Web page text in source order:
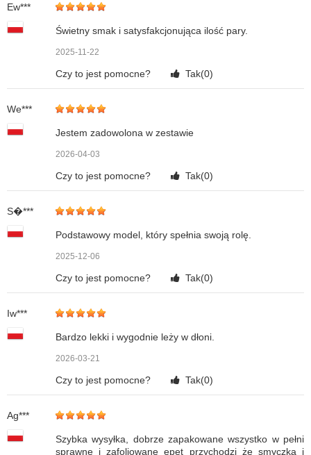
Ew***
Świetny smak i satysfakcjonująca ilość pary.
2025-11-22
Czy to jest pomocne? Tak(0)
We***
Jestem zadowolona w zestawie
2026-04-03
Czy to jest pomocne? Tak(0)
S�***
Podstawowy model, który spełnia swoją rolę.
2025-12-06
Czy to jest pomocne? Tak(0)
Iw***
Bardzo lekki i wygodnie leży w dłoni.
2026-03-21
Czy to jest pomocne? Tak(0)
Ag***
Szybka wysyłka, dobrze zapakowane wszystko w pełni
sprawne i zafoliowane epet przychodzi że smyczka i